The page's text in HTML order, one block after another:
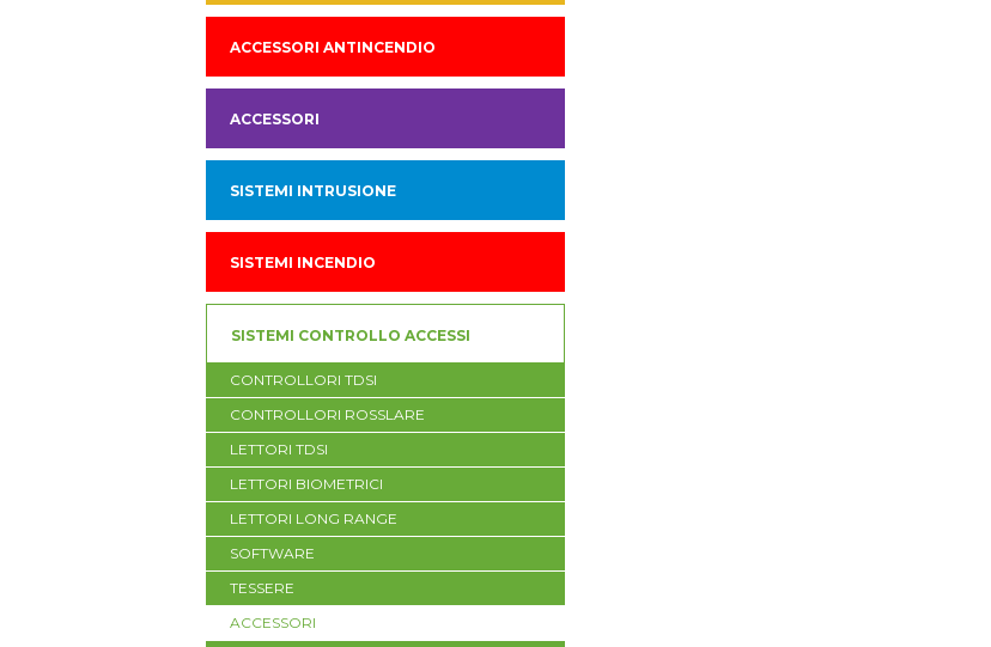
ACCESSORI ANTINCENDIO
ACCESSORI
SISTEMI INTRUSIONE
SISTEMI INCENDIO
SISTEMI CONTROLLO ACCESSI
CONTROLLORI TDSI
CONTROLLORI ROSSLARE
LETTORI TDSI
LETTORI BIOMETRICI
LETTORI LONG RANGE
SOFTWARE
TESSERE
ACCESSORI